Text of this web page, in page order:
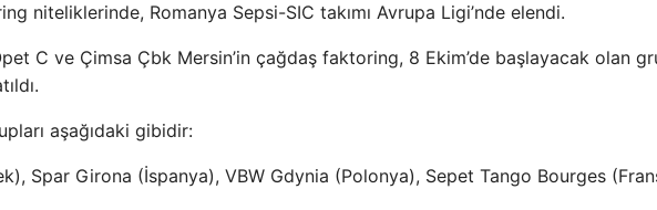
niteliklerinde, Romanya Sepsi-SIC takımı Avrupa Ligi’nde elendi.
C ve Çimsa Çbk Mersin’in çağdaş faktoring, 8 Ekim’de başlayacak olan
aşağıdaki gibidir:
Spar Girona (İspanya), VBW Gdynia (Polonya), Sepet Tango Bourges